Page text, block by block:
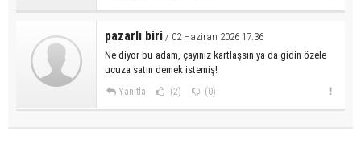
pazarlı biri / 02 Haziran 2026 17:36
Ne diyor bu adam, çayınız kartlaşsın ya da gidin özele
ucuza satın demek istemiş!
Yanıtla (2) (0)